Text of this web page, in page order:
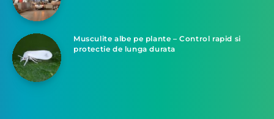
Musculite albe pe plante – Control rapid si
protectie de lunga durata